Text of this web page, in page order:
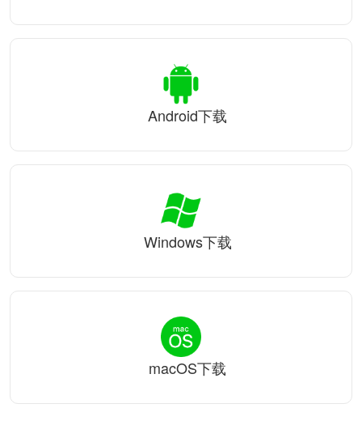
Android下载
Windows下载
macOS下载